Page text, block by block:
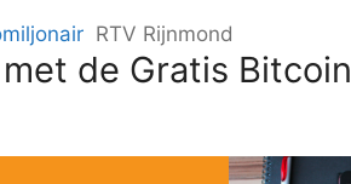
RTV Rijnmond
de Gratis Bitcoin